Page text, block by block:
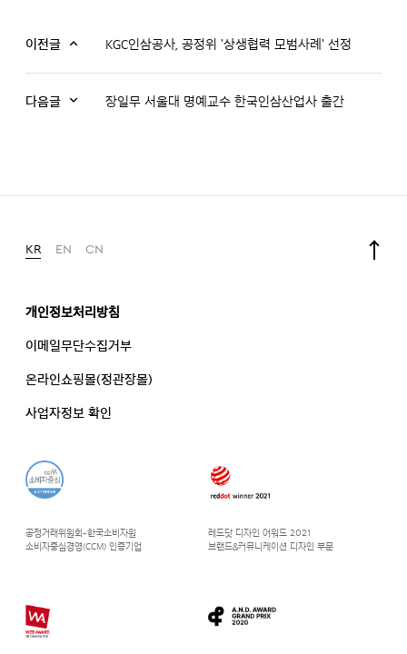
이전글 KGC인삼공사, 공정위 '상생협력 모범사례' 선정
다음글 장일무 서울대 명예교수 한국인삼산업사 출간
KR EN CN
공정거래위원회-한국소비자원
소비자중심경영(CCM) 인증기업
레드닷 디자인 어워드 2021
브랜드&커뮤니케이션 디자인 부문
개인정보처리방침
이메일무단수집거부
온라인쇼핑몰(정관장몰)
사업자정보 확인